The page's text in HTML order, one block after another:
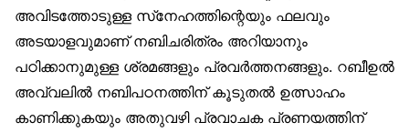
അവിടത്തോടുള്ള സ്‌നേഹത്തിന്റെയും ഫലവും
അടയാളവുമാണ് നബിചരിത്രം അറിയാനും
പഠിക്കാനുമുള്ള ശ്രമങ്ങളും പ്രവർത്തനങ്ങളും. റബീഉൽ
അവ്വലിൽ നബിപഠനത്തിന് കൂടുതൽ ഉത്സാഹം
കാണിക്കുകയും അതുവഴി പ്രവാചക പ്രണയത്തിന്